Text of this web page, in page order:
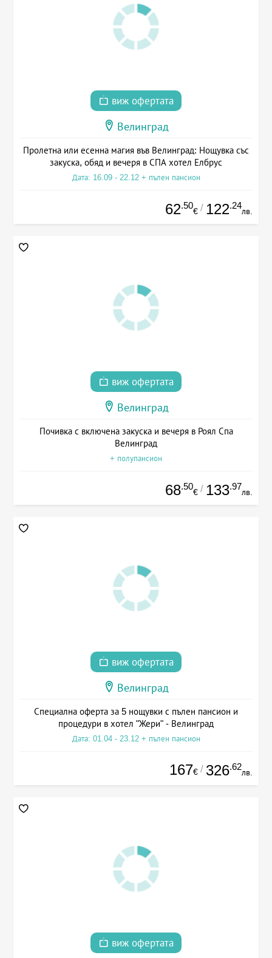
виж офертата
Велинград
Пролетна или есенна магия във Велинград: Нощувка със
закуска, обяд и вечеря в СПА хотел Елбрус
Дата: 16.09 - 22.12 + пълен пансион
62.50
€ / 122.24
лв.
виж офертата
Велинград
Почивка с включена закуска и вечеря в Роял Спа
Велинград
+ полупансион
68.50
€ / 133.97
лв.
виж офертата
Велинград
Специална оферта за 5 нощувки с пълен пансион и
процедури в хотел "Жери" - Велинград
Дата: 01.04 - 23.12 + пълен пансион
167€ / 326.62
лв.
виж офертата